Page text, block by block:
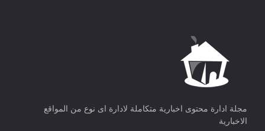
مجلة ادارة محتوى اخبارية متكاملة لادارة اى نوع من المواقع
الاخبارية